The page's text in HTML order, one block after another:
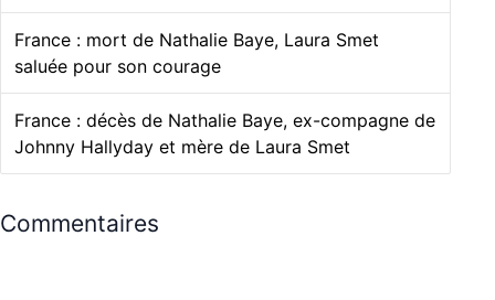
France : mort de Nathalie Baye, Laura Smet
saluée pour son courage
France : décès de Nathalie Baye, ex-compagne de
Johnny Hallyday et mère de Laura Smet
Commentaires